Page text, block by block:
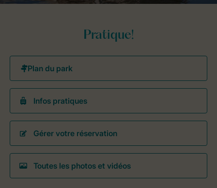
Pratique!
Infos pratiques
Gérer votre réservation
Toutes les photos et vidéos